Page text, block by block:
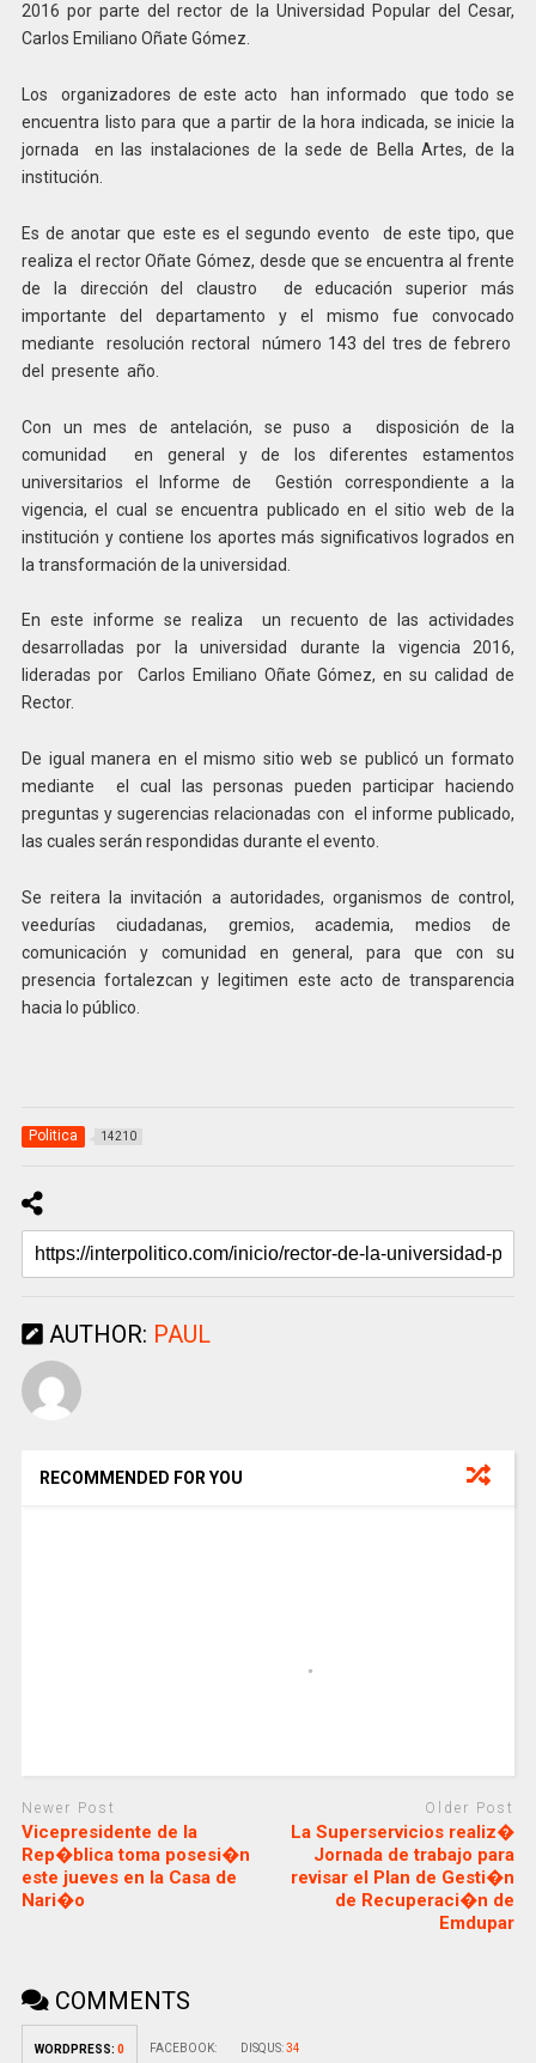
2016 por parte del rector de la Universidad Popular del Cesar,
Carlos Emiliano Oñate Gómez.
Los organizadores de este acto han informado que todo se
encuentra listo para que a partir de la hora indicada, se inicie la
jornada en las instalaciones de la sede de Bella Artes, de la
institución.
Es de anotar que este es el segundo evento de este tipo, que
realiza el rector Oñate Gómez, desde que se encuentra al frente
de la dirección del claustro de educación superior más
importante del departamento y el mismo fue convocado
mediante resolución rectoral número 143 del tres de febrero
del presente año.
Con un mes de antelación, se puso a disposición de la
comunidad en general y de los diferentes estamentos
universitarios el Informe de Gestión correspondiente a la
vigencia, el cual se encuentra publicado en el sitio web de la
institución y contiene los aportes más significativos logrados en
la transformación de la universidad.
En este informe se realiza un recuento de las actividades
desarrolladas por la universidad durante la vigencia 2016,
lideradas por Carlos Emiliano Oñate Gómez, en su calidad de
Rector.
De igual manera en el mismo sitio web se publicó un formato
mediante el cual las personas pueden participar haciendo
preguntas y sugerencias relacionadas con el informe publicado,
las cuales serán respondidas durante el evento.
Se reitera la invitación a autoridades, organismos de control,
veedurías ciudadanas, gremios, academia, medios de
comunicación y comunidad en general, para que con su
presencia fortalezcan y legitimen este acto de transparencia
hacia lo público.
Politica 14210
AUTHOR: PAUL
RECOMMENDED FOR YOU
Newer Post
Vicepresidente de la
Rep�blica toma posesi�n
este jueves en la Casa de
Nari�o
Older Post
La Superservicios realiz�
Jornada de trabajo para
revisar el Plan de Gesti�n
de Recuperaci�n de
Emdupar
COMMENTS
WORDPRESS: 0 FACEBOOK: DISQUS:34